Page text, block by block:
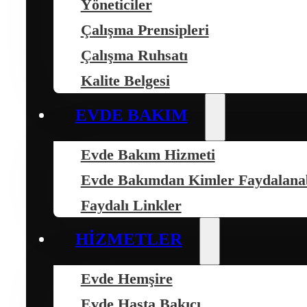
Yöneticiler
Çalışma Prensipleri
Çalışma Ruhsatı
Kalite Belgesi
EVDE BAKIM
Evde Bakım Hizmeti
Evde Bakımdan Kimler
Faydalı Linkler
HIZMETLER
Evde Hemşire